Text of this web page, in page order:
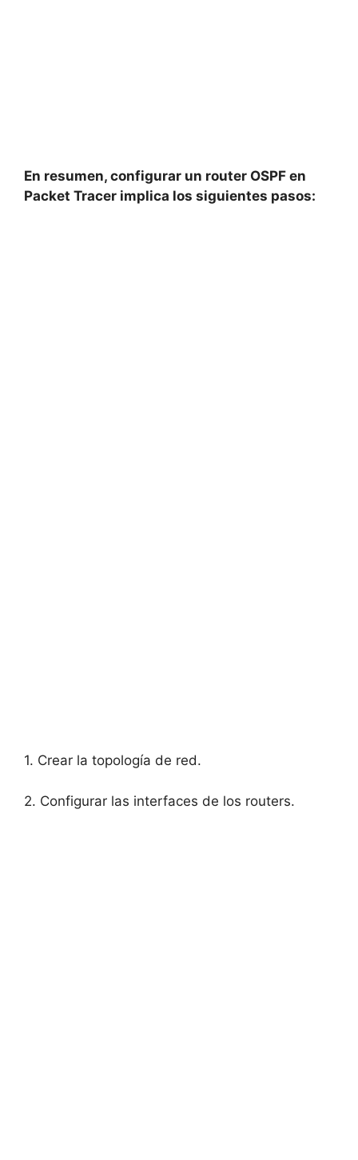
En resumen, configurar un router OSPF en
Packet Tracer implica los siguientes pasos:
1. Crear la topología de red.
2. Configurar las interfaces de los routers.